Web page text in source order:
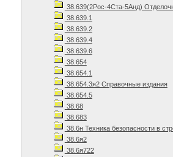
38.639(2Рос-4Ста-5Анд)
38.639.1
38.639.2
38.639.4
38.639.6
38.654
38.654.1
38.654.3я2 Справочные издания
38.654.5
38.68
38.683
38.6н Техника безопасности в
38.6я2
38.6я722